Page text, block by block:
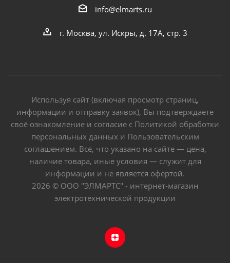
info@elmarts.ru
г. Москва, ул. Искры, д. 17А, стр. 3
Используя сайт (включая просмотр страниц,
информации и отправку заявок), Вы подтверждаете
своё ознакомление и согласие с Политикой обработки
персональных данных и Пользовательским
соглашением. Всё, что указано на сайте — цена,
наличие товара, иные условия — служит для
информации и не является офертой.
2026 © ООО "ЭЛМАРТС" - интернет-магазин
электротехнической продукции